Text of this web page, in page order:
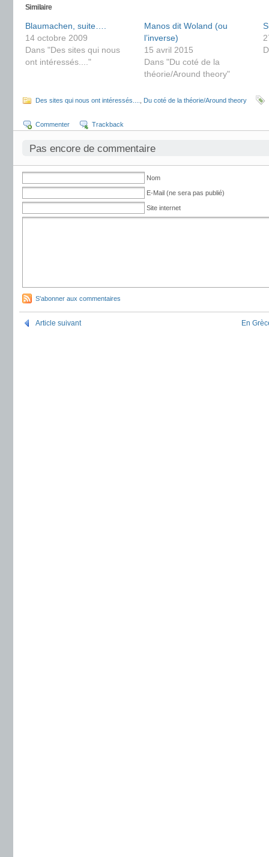
Similaire
Blaumachen, suite….
14 octobre 2009
Dans "Des sites qui nous
ont intéressés...."
Manos dit Woland (ou
l’inverse)
15 avril 2015
Dans "Du coté de la
théorie/Around theory"
Des sites qui nous ont intéressés.... Du coté de la théorie/Around theory
Commenter Trackback
Pas encore de commentaire
Nom
E-Mail (ne sera pas publié)
Site internet
S'abonner aux commentaires
Article suivant En